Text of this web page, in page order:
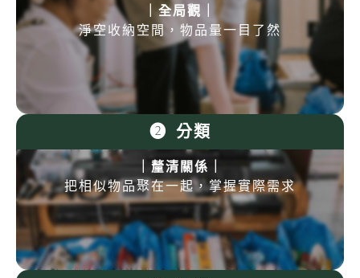
｜全局觀｜
淨空收納空間，物品量一目了然
❷ 分類
｜釐清關係｜
把相似物品聚在一起，掌握實際需求